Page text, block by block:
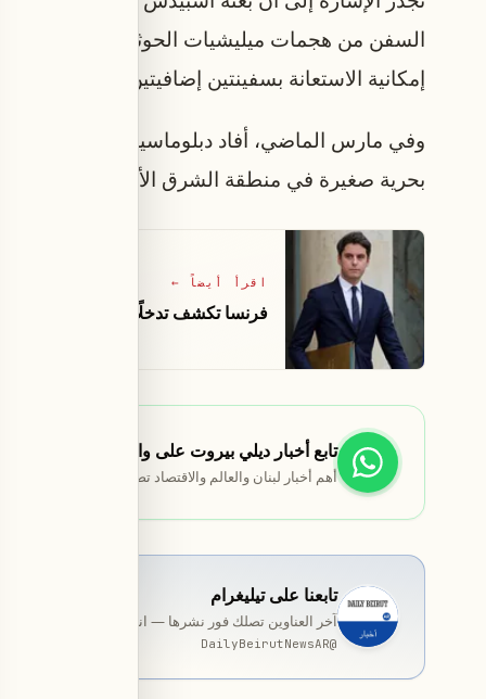
السفن من هجمات ميليشيات الحوثي في البحر
إمكانية الاستعانة بسفينتين إضافيتين فرنسية
وفي مارس الماضي، أفاد دبلوماسيون ومسؤولون بأن
بحرية صغيرة في منطقة الشرق الأوسط، دون
اقرأ أيضاً ←
فرنسا تكشف تدخلًا روسيًا في
تابع أخبار ديلي بيروت على واتساب
أهم أخبار لبنان والعالم والاقتصاد تصلك مباشرة.
تابعنا على تيليغرام
آخر العناوين تصلك فور نشرها — انضمّ إلى قناة المخصّصة
@
DailyBeirutNewsAR